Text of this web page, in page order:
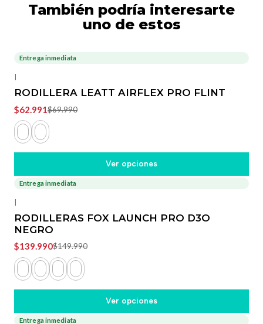
También podría interesarte
uno de estos
-10%
Entrega inmediata
|
RODILLERA LEATT AIRFLEX PRO FLINT
$62.991$69.990
Ver opciones
-7%OFF
Entrega inmediata
|
RODILLERAS FOX LAUNCH PRO D3O
NEGRO
$139.990$149.990
Ver opciones
Entrega inmediata